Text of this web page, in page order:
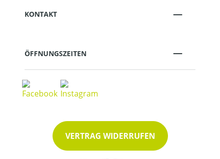
KONTAKT
ÖFFNUNGSZEITEN
VERTRAG WIDERRUFEN